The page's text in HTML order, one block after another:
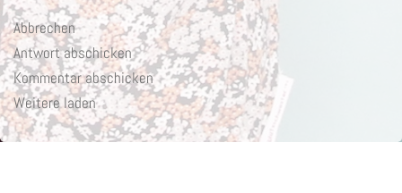
Abbrechen
Antwort abschicken
Kommentar abschicken
Weitere laden